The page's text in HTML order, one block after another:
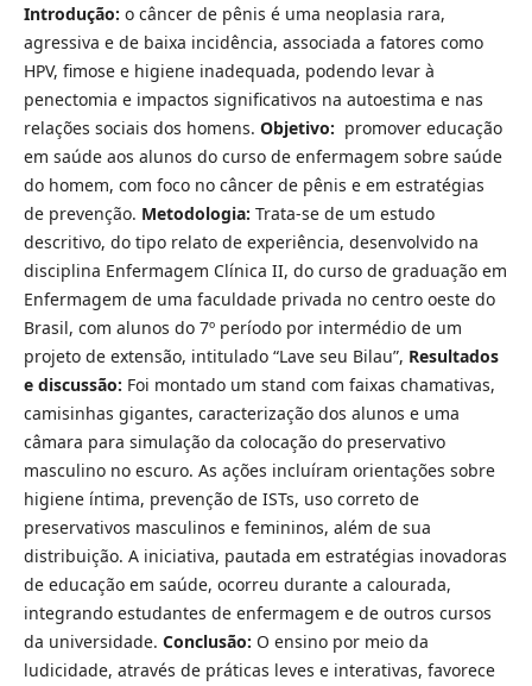
Introdução: o câncer de pênis é uma neoplasia rara,
agressiva e de baixa incidência, associada a fatores como
HPV, fimose e higiene inadequada, podendo levar à
penectomia e impactos significativos na autoestima e nas
relações sociais dos homens. Objetivo: promover educação
em saúde aos alunos do curso de enfermagem sobre saúde
do homem, com foco no câncer de pênis e em estratégias
de prevenção. Metodologia: Trata-se de um estudo
descritivo, do tipo relato de experiência, desenvolvido na
disciplina Enfermagem Clínica II, do curso de graduação em
Enfermagem de uma faculdade privada no centro oeste do
Brasil, com alunos do 7º período por intermédio de um
projeto de extensão, intitulado “Lave seu Bilau”, Resultados
e discussão: Foi montado um stand com faixas chamativas,
camisinhas gigantes, caracterização dos alunos e uma
câmara para simulação da colocação do preservativo
masculino no escuro. As ações incluíram orientações sobre
higiene íntima, prevenção de ISTs, uso correto de
preservativos masculinos e femininos, além de sua
distribuição. A iniciativa, pautada em estratégias inovadoras
de educação em saúde, ocorreu durante a calourada,
integrando estudantes de enfermagem e de outros cursos
da universidade. Conclusão: O ensino por meio da
ludicidade, através de práticas leves e interativas, favorece